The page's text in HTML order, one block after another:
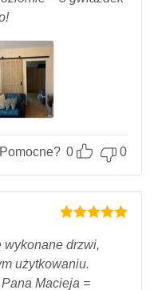
Pomocne? 0 0
na 5.
drzwi,
użytkowaniu.
Macieja =